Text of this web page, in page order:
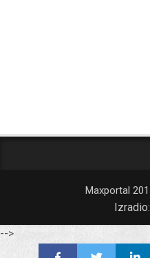
Maxportal
Izradio:
-->